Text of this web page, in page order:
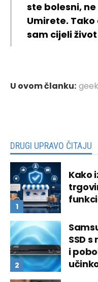
ste bolesni,
Umirete.
sam cijeli
U ovom članku: geek
DRUGI UPRAVO ČITAJU
Kako
SSD
i